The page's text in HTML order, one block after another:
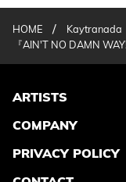
HOME / Kaytranada
『AIN'T NO DAMN
ARTISTS
COMPANY
PRIVACY POLICY